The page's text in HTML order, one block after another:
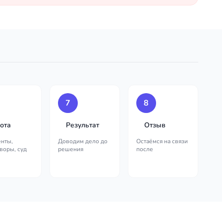
суд
7
Результат
Доводим дело до
решения
8
Отзыв
Остаёмся на связи
после